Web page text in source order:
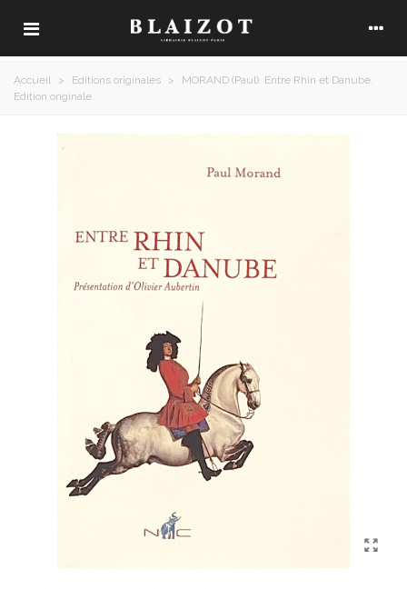
Accueil > Editions originales >
MORAND (Paul). Entre Rhin et Danube.
Edition originale.